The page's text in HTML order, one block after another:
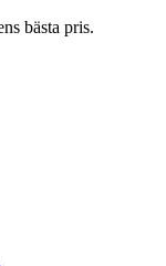
bästa pris.